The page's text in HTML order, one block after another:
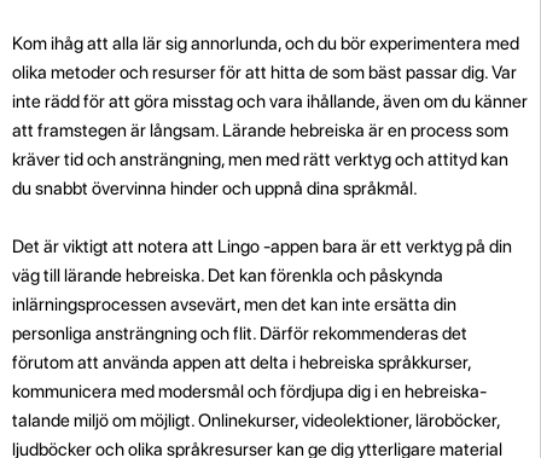
Kom ihåg att alla lär sig annorlunda, och du bör experimentera med
olika metoder och resurser för att hitta de som bäst passar dig. Var
inte rädd för att göra misstag och vara ihållande, även om du känner
att framstegen är långsam. Lärande hebreiska är en process som
kräver tid och ansträngning, men med rätt verktyg och attityd kan
du snabbt övervinna hinder och uppnå dina språkmål.
Det är viktigt att notera att Lingo -appen bara är ett verktyg på din
väg till lärande hebreiska. Det kan förenkla och påskynda
inlärningsprocessen avsevärt, men det kan inte ersätta din
personliga ansträngning och flit. Därför rekommenderas det
förutom att använda appen att delta i hebreiska språkkurser,
kommunicera med modersmål och fördjupa dig i en hebreiska-
talande miljö om möjligt. Onlinekurser, videolektioner, läroböcker,
ljudböcker och olika språkresurser kan ge dig ytterligare material